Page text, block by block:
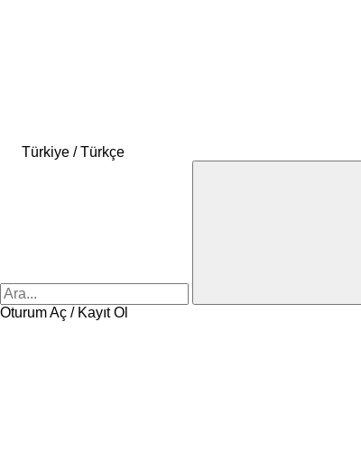
Türkiye / Türkçe
Oturum Aç / Kayıt Ol